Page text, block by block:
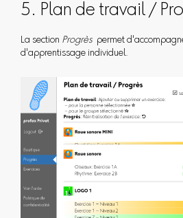
5. Plan de travail /
La section Progrès permet
d'apprentissage individuel.